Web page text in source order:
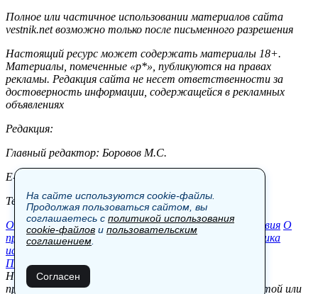
Полное или частичное использовании материалов сайта
vestnik.net возможно только после письменного разрешения
Настоящий ресурс может содержать материалы 18+.
Материалы, помеченные «р*», публикуются на правах
рекламы. Редакция сайта не несет ответственности за
достоверность информации, содержащейся в рекламных
объявлениях
Редакция:
Главный редактор: Боровов М.С.
E-mail: site@vestnik.net, reb.msk@yandex.ru
Тел.: +7 (921) 720-00-97
Общество Экономика Контакты В мире Происшествия О
проекте Шоу-бизнес Политика Пресс-релизы
Политика
использования cookie-файлов
Пользовательское соглашение
Новости, аналитика, прогнозы и другие материалы,
представленные на данном сайте, не являются офертой или
На сайте используются cookie-файлы.
Продолжая пользоваться сайтом, вы
соглашаетесь с политикой использования
cookie-файлов и пользовательским
соглашением
Согласен